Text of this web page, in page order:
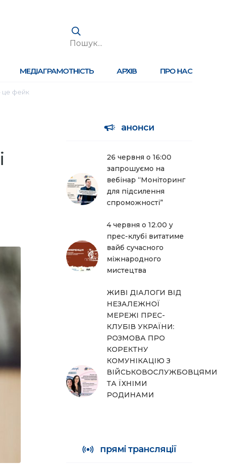
МЕДІАГРАМОТНІСТЬ АРХІВ ПРО НАС
це фейк
анонси
26 червня о 16:00
запрошуємо на
вебінар “Моніторинг
для підсилення
спроможності”
4 червня о 12.00 у
прес-клубі витатиме
вайб сучасного
міжнародного
мистецтва
ЖИВІ ДІАЛОГИ ВІД
НЕЗАЛЕЖНОЇ
МЕРЕЖІ ПРЕС-
КЛУБІВ УКРАЇНИ:
РОЗМОВА ПРО
КОРЕКТНУ
КОМУНІКАЦІЮ З
ВІЙСЬКОВОСЛУЖБОВЦЯМИ
ТА ЇХНІМИ
РОДИНАМИ
прямі трансляції